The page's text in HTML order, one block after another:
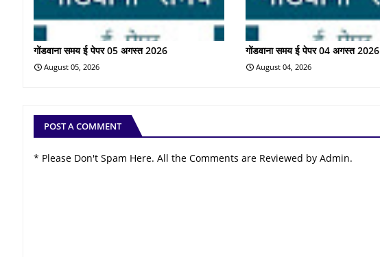
गोंडवाना समय ई पेपर 05 अगस्त 2026
August 05, 2026
गोंडवाना समय ई पेपर 04 अगस्त 2026
August 04, 2026
POST A COMMENT
* Please Don't Spam Here. All the Comments are Reviewed by Admin.